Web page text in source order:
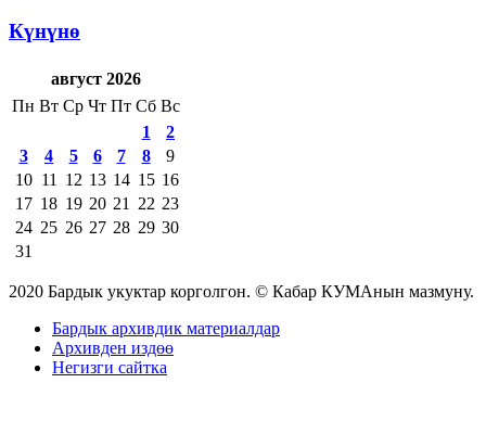
Күнүнө
август 2026
Пн Вт Ср Чт Пт Сб Вс
1
2
3
4 5 6 7 8
9
10 11 12 13 14 15 16
17 18 19 20 21 22 23
24 25 26 27 28 29 30
31
2020 Бардык укуктар корголгон. © Кабар КУМАнын мазмуну.
Бардык архивдик материалдар
Архивден издөө
Негизги сайтка